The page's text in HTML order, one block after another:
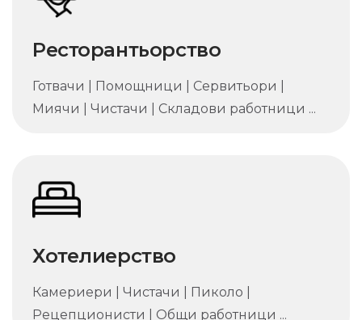
Ресторантьорство
Готвачи | Помощници | Сервитьори |
Миячи | Чистачи | Складови работници ...
Хотелиерство
Камериери | Чистачи | Пиколо |
Рецепционисти | Общи работници ...